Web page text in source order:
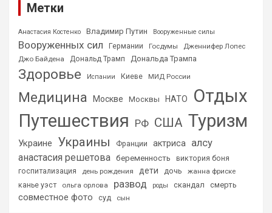
Метки
Анастасия Костенко Владимир Путин Вооруженные силы
Вооруженных сил Германии Госдумы
Дженнифер Лопес
Джо Байдена
Дональд Трамп Дональда Трампа
Здоровье Испании Киеве МИД России
Медицина Москве Москвы НАТО
Отдых
Путешествия РФ США Туризм
Украине Украины Франции актриса алсу
анастасия решетова беременность
виктория боня
госпитализация
день рождения дети дочь
жанна фриске
канье уэст
ольга орлова развод роды скандал смерть
совместное фото суд сын